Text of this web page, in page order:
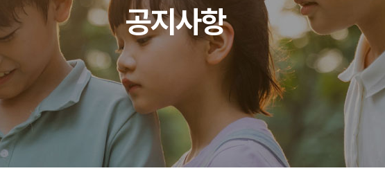
#정기후원#하트플레이스#캠페인 #팬덤후원
공지사항